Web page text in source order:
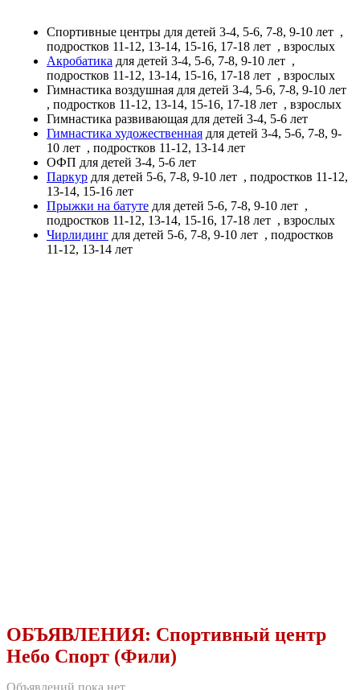
Спортивные центры для детей 3-4, 5-6, 7-8, 9-10 лет ,
подростков 11-12, 13-14, 15-16, 17-18 лет , взрослых
Акробатика для детей 3-4, 5-6, 7-8, 9-10 лет ,
подростков 11-12, 13-14, 15-16, 17-18 лет , взрослых
Гимнастика воздушная для детей 3-4, 5-6, 7-8, 9-10 лет
, подростков 11-12, 13-14, 15-16, 17-18 лет , взрослых
Гимнастика развивающая для детей 3-4, 5-6 лет
Гимнастика художественная для детей 3-4, 5-6, 7-8, 9-
10 лет , подростков 11-12, 13-14 лет
ОФП для детей 3-4, 5-6 лет
Паркур для детей 5-6, 7-8, 9-10 лет , подростков 11-12,
13-14, 15-16 лет
Прыжки на батуте для детей 5-6, 7-8, 9-10 лет ,
подростков 11-12, 13-14, 15-16, 17-18 лет , взрослых
Чирлидинг для детей 5-6, 7-8, 9-10 лет , подростков
11-12, 13-14 лет
ОБЪЯВЛЕНИЯ: Спортивный центр
Небо Спорт (Фили)
Объявлений пока нет.